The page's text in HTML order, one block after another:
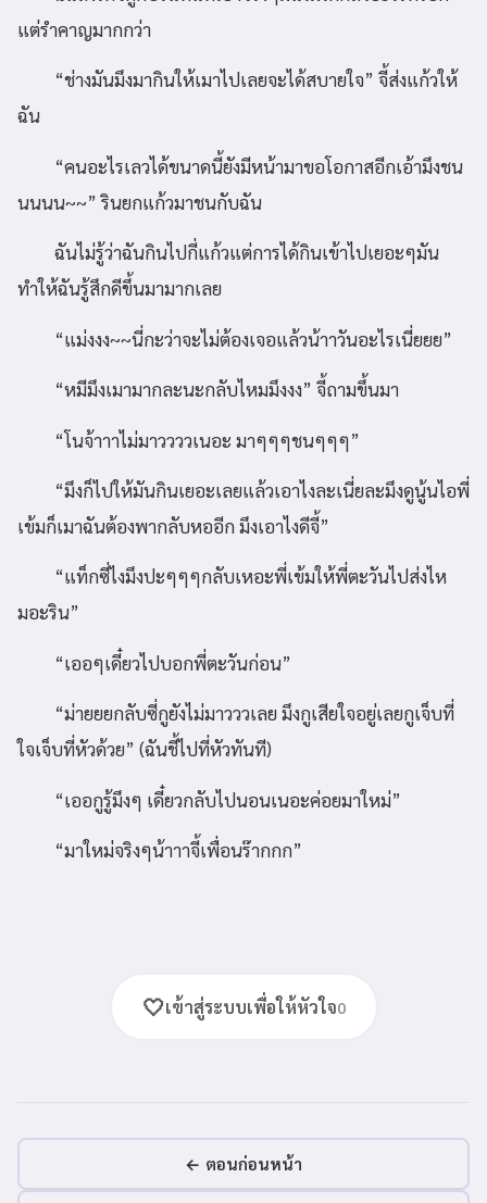
แต่รำคาญมากกว่า
“ช่างมันมึงมากินให้เมาไปเลยจะได้สบายใจ” จี้ส่งแก้วให้
ฉัน
“คนอะไรเลวได้ขนาดนี้ยังมีหน้ามาขอโอกาสอีกเอ้ามึงชน
นนนน~~” รินยกแก้วมาชนกับฉัน
ฉันไม่รู้ว่าฉันกินไปกี่แก้วแต่การได้กินเข้าไปเยอะๆมัน
ทำให้ฉันรู้สึกดีขึ้นมามากเลย
“แม่งงง~~นี่กะว่าจะไม่ต้องเจอแล้วน้าาวันอะไรเนี่ยยย”
“หมีมึงเมามากละนะกลับไหมมึงงง” จี้ถามขึ้นมา
“โนจ้าาาไม่มาววววเนอะ มาๆๆๆชนๆๆๆ”
“มึงก็ไปให้มันกินเยอะเลยแล้วเอาไงละเนี่ยละมึงดูนู้นไอพี่
เข้มก็เมาฉันต้องพากลับหออีก มึงเอาไงดีจี้”
“แท็กซี่ไงมึงปะๆๆๆกลับเหอะพี่เข้มให้พี่ตะวันไปส่งไห
มอะริน”
“เออๆเดี๋ยวไปบอกพี่ตะวันก่อน”
“ม่ายยยกลับซี่กูยังไม่มาวววเลย มึงกูเสียใจอยู่เลยกูเจ็บที่
ใจเจ็บที่หัวด้วย” (ฉันชี้ไปที่หัวทันที)
“เออกูรู้มึงๆ เดี๋ยวกลับไปนอนเนอะค่อยมาใหม่”
“มาใหม่จริงๆน้าาาจี้เพื่อนร๊ากกก”
🤍เข้าสู่ระบบเพื่อให้หัวใจ0
← ตอนก่อนหน้า